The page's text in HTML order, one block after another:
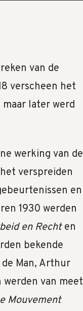
van de
verscheen het
later werd
werking van de
verspreiden
en
1930 werden
en Rechten
bekende
Man, Arthur
werden van meet
Mouvement